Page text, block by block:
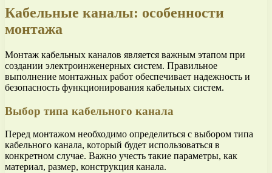
Кабельные каналы: особенности
монтажа
Монтаж кабельных каналов является важным этапом при
создании электроинженерных систем. Правильное
выполнение монтажных работ обеспечивает надежность и
безопасность функционирования кабельных систем.
Выбор типа кабельного канала
Перед монтажом необходимо определиться с выбором типа
кабельного канала, который будет использоваться в
конкретном случае. Важно учесть такие параметры, как
материал, размер, конструкция канала.